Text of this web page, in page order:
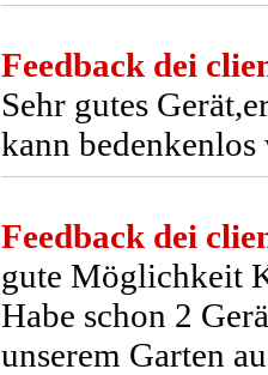
Feedback dei
Sehr gutes
kann
Feedback dei
gute Möglichkeit
Habe schon 2
unserem Garten